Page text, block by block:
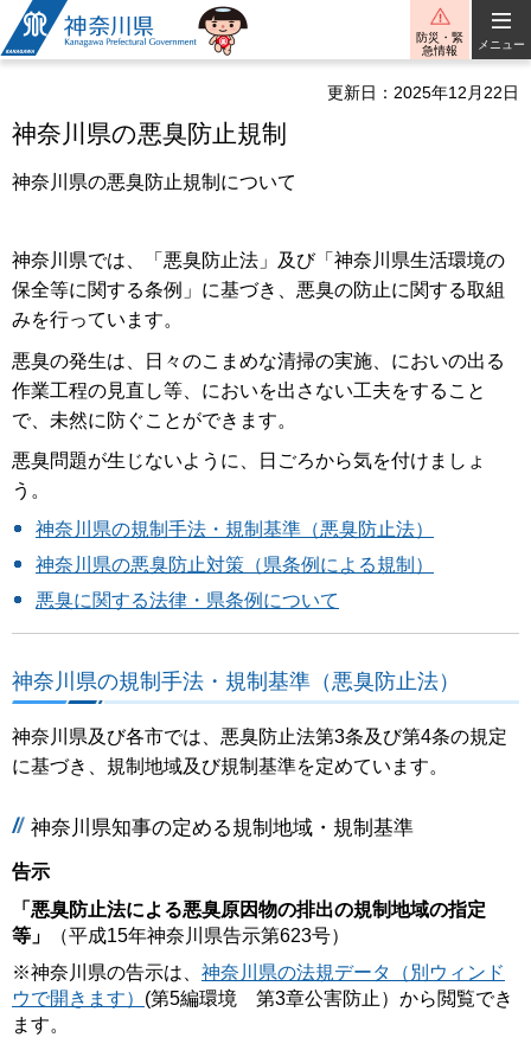
神奈川県
防災・緊
急情報
メニュー
更新日：2025年12月22日
神奈川県の悪臭防止規制
神奈川県の悪臭防止規制について
神奈川県では、「悪臭防止法」及び「神奈川県生活環境の
保全等に関する条例」に基づき、悪臭の防止に関する取組
みを行っています。
悪臭の発生は、日々のこまめな清掃の実施、においの出る
作業工程の見直し等、においを出さない工夫をすること
で、未然に防ぐことができます。
悪臭問題が生じないように、日ごろから気を付けましょ
う。
神奈川県の規制手法・規制基準（悪臭防止法）
神奈川県の悪臭防止対策（県条例による規制）
悪臭に関する法律・県条例について
神奈川県の規制手法・規制基準（悪臭防止法）
神奈川県及び各市では、悪臭防止法第3条及び第4条の規定
に基づき、規制地域及び規制基準を定めています。
神奈川県知事の定める規制地域・規制基準
告示
「悪臭防止法による悪臭原因物の排出の規制地域の指定
等」
（平成15年神奈川県告示第623号）
※神奈川県の告示は、 神奈川県の法規データ（別ウィンド
ウで開きます） (第5編環境 第3章公害防止）から閲覧でき
ます。